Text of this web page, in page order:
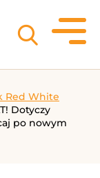
Red White
Dotyczy
po nowym